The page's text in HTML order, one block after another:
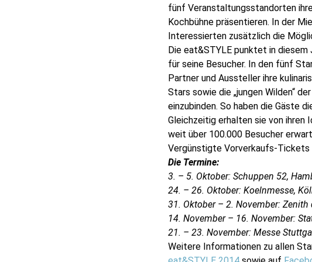
fünf Veranstaltungsstandorten
Kochbühne präsentieren. In der
Interessierten zusätzlich die
Die eat&STYLE punktet in
für seine Besucher. In den fünf
Partner und Aussteller ihre
Stars sowie die „jungen Wilden“
einzubinden. So haben die Gäste
Gleichzeitig erhalten sie von ihren
weit über 100.000 Besucher
Vergünstigte Vorverkaufs-Tickets
Die Termine:
3. – 5. Oktober: Schuppen 52,
24. – 26. Oktober: Koelnmesse,
31. Oktober – 2. November:
14. November – 16. November:
21. – 23. November: Messe
Weitere Informationen zu allen